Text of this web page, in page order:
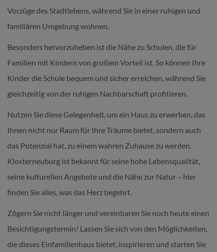
Vorzüge des Stadtlebens, während Sie in einer ruhigen und
familiären Umgebung wohnen.
Besonders hervorzuheben ist die Nähe zu Schulen, die für
Familien mit Kindern von großem Vorteil ist. So können Ihre
Kinder die Schule bequem und sicher erreichen, während Sie
gleichzeitig von der ruhigen Nachbarschaft profitieren.
Nutzen Sie diese Gelegenheit, um ein Haus zu erwerben, das
Ihnen nicht nur Raum für Ihre Träume bietet, sondern auch
das Potenzial hat, zu einem wahren Zuhause zu werden.
Klosterneuburg ist bekannt für seine hohe Lebensqualität,
seine kulturellen Angebote und die Nähe zur Natur – hier
finden Sie alles, was das Herz begehrt.
Zögern Sie nicht länger und vereinbaren Sie noch heute einen
Besichtigungstermin! Lassen Sie sich von den Möglichkeiten,
die dieses Einfamilienhaus bietet, inspirieren und starten Sie